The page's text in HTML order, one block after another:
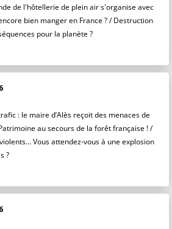
de l'hôtellerie de plein air s'organise avec
bien manger en France ? / Destruction
pour la planète ?
: le maire d’Alès reçoit des menaces de
au secours de la forêt française ! /
Vous attendez-vous à une explosion
?